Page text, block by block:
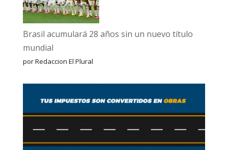
Brasil acumulará 28 años sin un nuevo título
mundial
por Redaccion El Plural